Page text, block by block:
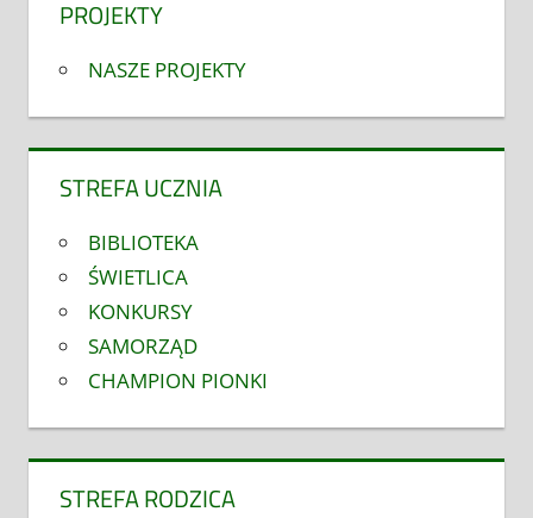
PROJEKTY
NASZE PROJEKTY
STREFA UCZNIA
BIBLIOTEKA
ŚWIETLICA
KONKURSY
SAMORZĄD
CHAMPION PIONKI
STREFA RODZICA